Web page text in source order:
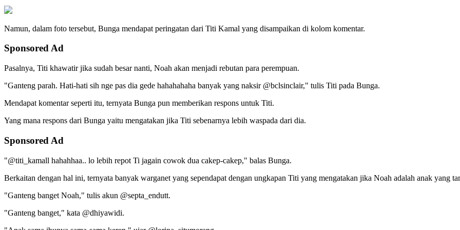
Namun, dalam foto tersebut, Bunga mendapat peringatan dari Titi Kamal yang disampaikan di kolom komentar.
Sponsored Ad
Pasalnya, Titi khawatir jika sudah besar nanti, Noah akan menjadi rebutan para perempuan.
"Ganteng parah. Hati-hati sih nge pas dia gede hahahahaha banyak yang naksir @bclsinclair," tulis Titi pada Bunga.
Mendapat komentar seperti itu, ternyata Bunga pun memberikan respons untuk Titi.
Yang mana respons dari Bunga yaitu mengatakan jika Titi sebenarnya lebih waspada dari dia.
Sponsored Ad
"@titi_kamall hahahhaa.. lo lebih repot Ti jagain cowok dua cakep-cakep," balas Bunga.
Berkaitan dengan hal ini, ternyata banyak warganet yang sependapat dengan ungkapan Titi yang mengatakan jika Noah adalah anak yang
"Ganteng banget Noah," tulis akun @septa_endutt.
"Ganteng banget," kata @dhiyawidi.